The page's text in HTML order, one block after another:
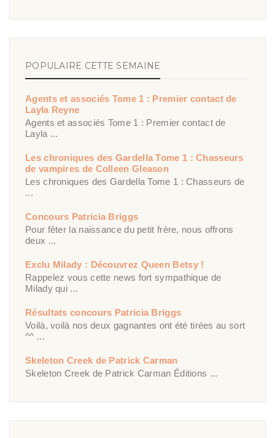
POPULAIRE CETTE SEMAINE
Agents et associés Tome 1 : Premier contact de
Layla Reyne
Agents et associés Tome 1 : Premier contact de
Layla ...
Les chroniques des Gardella Tome 1 : Chasseurs
de vampires de Colleen Gleason
Les chroniques des Gardella Tome 1 : Chasseurs de
...
Concours Patricia Briggs
Pour fêter la naissance du petit frère, nous offrons
deux ...
Exclu Milady : Découvrez Queen Betsy !
Rappelez vous cette news fort sympathique de
Milady qui ...
Résultats concours Patricia Briggs
Voilà, voilà nos deux gagnantes ont été tirées au sort
^^ ...
Skeleton Creek de Patrick Carman
Skeleton Creek de Patrick Carman Éditions ...